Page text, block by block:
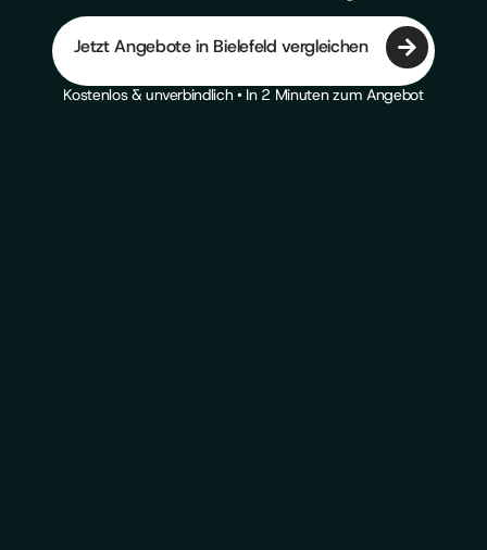
Jetzt Angebote in Bielefeld vergleichen
Kostenlos & unverbindlich • In 2 Minuten zum Angebot